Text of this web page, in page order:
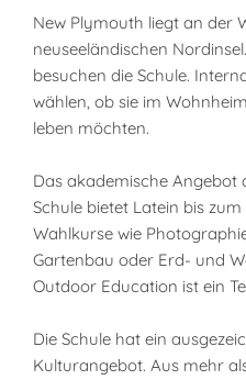
New Plymouth liegt an der
neuseeländischen
besuchen die Schule.
wählen, ob sie im
leben möchten.
Das akademische Angebot
Schule bietet Latein bis
Wahlkurse wie
Gartenbau oder Erd- und
Outdoor Education ist ein
Die Schule hat ein
Kulturangebot. Aus mehr